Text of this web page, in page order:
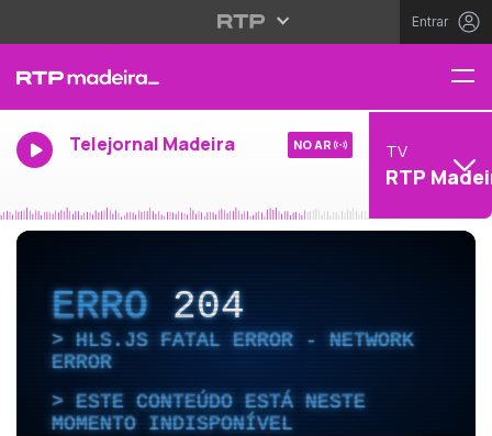
Entrar
Telejornal Madeira NO AR TV
RTP
ERRO204
HLS.JS FATAL ERROR - NETWORK
ERROR
ESTE CONTEÚDO ESTÁ NESTE
MOMENTO INDISPONÍVEL